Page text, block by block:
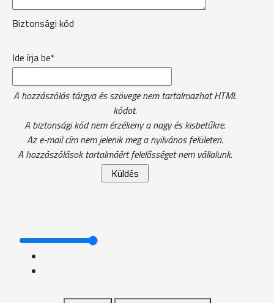
Biztonsági kód
Ide írja be*
A hozzászólás tárgya és szövege nem tartalmazhat HTML
kódot.
A biztonsági kód nem érzékeny a nagy és kisbetűkre.
Az e-mail cím nem jelenik meg a nyilvános felületen.
A hozzászólások tartalmáért felelősséget nem vállalunk.